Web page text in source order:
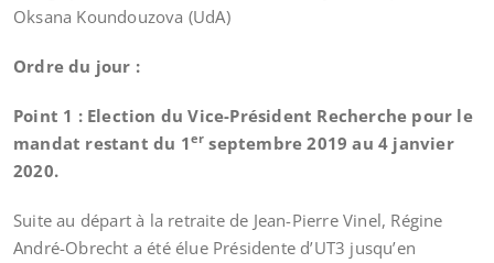
Oksana Koundouzova (UdA)
Ordre du jour :
Point 1 : Election du Vice-Président Recherche pour le
mandat restant du 1er septembre 2019 au 4 janvier
2020.
Suite au départ à la retraite de Jean-Pierre Vinel, Régine
André-Obrecht a été élue Présidente d’UT3 jusqu’en